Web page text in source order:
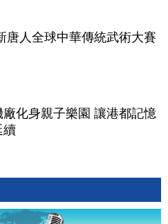
唐人全球中華傳統武術大賽
廠化身親子樂園 讓港都記憶
續